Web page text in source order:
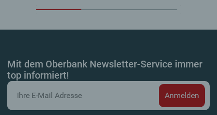
Mit dem Oberbank Newsletter-Service immer
top informiert!